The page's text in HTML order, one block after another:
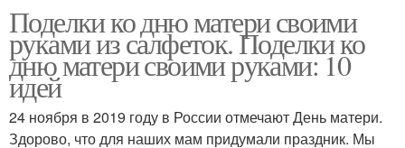
Поделки ко дню матери своими
руками из салфеток. Поделки ко
дню матери своими руками: 10
идей
24 ноября в 2019 году в России отмечают День матери.
Здорово, что для наших мам придумали праздник. Мы